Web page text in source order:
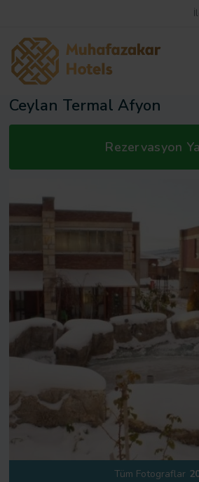
Ceylan Termal Afyon
Rezervasyon
Tüm Fotograflar